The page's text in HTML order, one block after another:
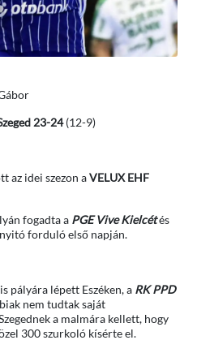
23-24(12-9)
az idei szezon aVELUX EHF
fogadta a PGE Vive Kielcétés
forduló első napján.
pályára lépett Eszéken, a RK PPD
nem tudtak saját
a malmára kellett, hogy
300 szurkoló kísérte el.